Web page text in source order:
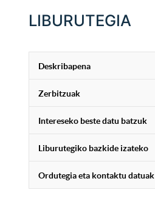
LIBURUTEGIA
Deskribapena
Zerbitzuak
Intereseko beste datu batzuk
Liburutegiko bazkide izateko
Ordutegia eta kontaktu datuak